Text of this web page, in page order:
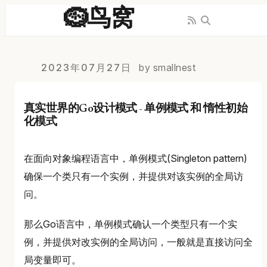
🪹鸟窝
2023年07月27日 by smallnest
真实世界的Go设计模式 - 单例模式 和 惰性初始
化模式
在面向对象编程语言中，单例模式(Singleton pattern)
确保一个类只有一个实例，并提供对该实例的全局访
问。
那么Go语言中，单例模式确认一个类型只有一个实
例，并提供对改实例的全局访问，一般就是直接访问全
局变量即可。